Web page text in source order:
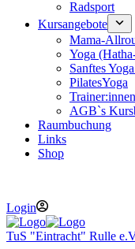
Radsport
Kursangebote
Mama-
Yoga
Sanftes
PilatesYoga
Trainer:innen
AGB`s
Raumbuchung
Links
Shop
Login
TuS "Eintracht" Rulle